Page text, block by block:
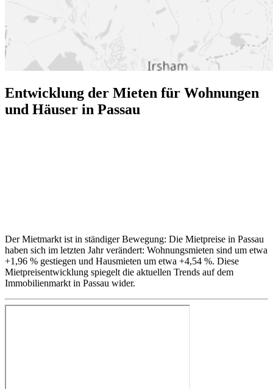
Entwicklung der Mieten für Wohnungen
und Häuser in Passau
Der Mietmarkt ist in ständiger Bewegung: Die Mietpreise in Passau
haben sich im letzten Jahr verändert: Wohnungsmieten sind um etwa
+1,96 % gestiegen und Hausmieten um etwa +4,54 %. Diese
Mietpreisentwicklung spiegelt die aktuellen Trends auf dem
Immobilienmarkt in Passau wider.